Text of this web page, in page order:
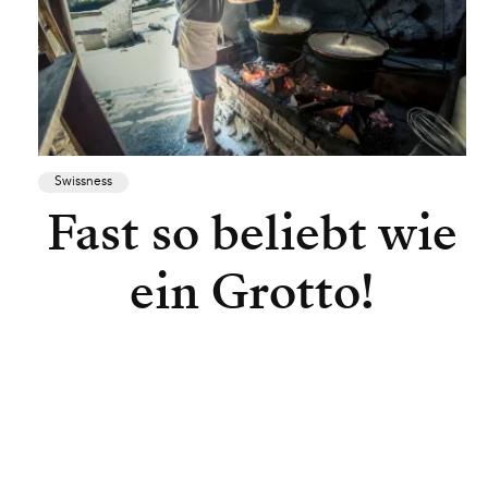
Swissness
Fast so beliebt wie
ein Grotto!